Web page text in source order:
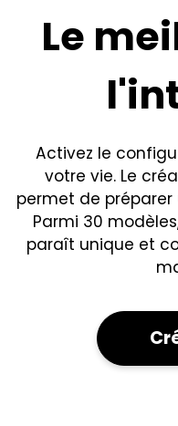
Le
Activez le
votre vie. Le
permet de
Parmi 30
paraît unique et